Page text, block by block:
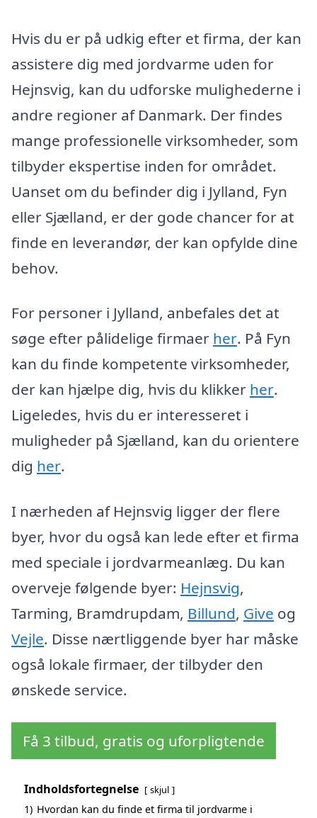
Hvis du er på udkig efter et firma, der kan
assistere dig med jordvarme uden for
Hejnsvig, kan du udforske mulighederne i
andre regioner af Danmark. Der findes
mange professionelle virksomheder, som
tilbyder ekspertise inden for området.
Uanset om du befinder dig i Jylland, Fyn
eller Sjælland, er der gode chancer for at
finde en leverandør, der kan opfylde dine
behov.
For personer i Jylland, anbefales det at
søge efter pålidelige firmaer her. På Fyn
kan du finde kompetente virksomheder,
der kan hjælpe dig, hvis du klikker her.
Ligeledes, hvis du er interesseret i
muligheder på Sjælland, kan du orientere
dig her.
I nærheden af Hejnsvig ligger der flere
byer, hvor du også kan lede efter et firma
med speciale i jordvarmeanlæg. Du kan
overveje følgende byer: Hejnsvig,
Tarming, Bramdrupdam, Billund, Give og
Vejle. Disse nærtliggende byer har måske
også lokale firmaer, der tilbyder den
ønskede service.
Få 3 tilbud, gratis og uforpligtende
Indholdsfortegnelse skjul
1) Hvordan kan du finde et firma til jordvarme i